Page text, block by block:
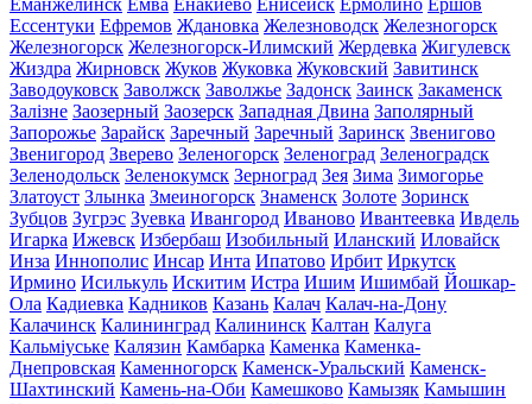
Еманжелинск Емва Енакиево Енисейск Ермолино Ершов
Ессентуки Ефремов Ждановка Железноводск Железногорск
Железногорск Железногорск-Илимский Жердевка Жигулевск
Жиздра Жирновск Жуков Жуковка Жуковский Завитинск
Заводоуковск Заволжск Заволжье Задонск Заинск Закаменск
Залізне Заозерный Заозерск Западная Двина Заполярный
Запорожье Зарайск Заречный Заречный Заринск Звенигово
Звенигород Зверево Зеленогорск Зеленоград Зеленоградск
Зеленодольск Зеленокумск Зерноград Зея Зима Зимогорье
Златоуст Злынка Змеиногорск Знаменск Золоте Зоринск
Зубцов Зугрэс Зуевка Ивангород Иваново Ивантеевка Ивдель
Игарка Ижевск Избербаш Изобильный Иланский Иловайск
Инза Иннополис Инсар Инта Ипатово Ирбит Иркутск
Ирмино Исилькуль Искитим Истра Ишим Ишимбай Йошкар-
Ола Кадиевка Кадников Казань Калач Калач-на-Дону
Калачинск Калининград Калининск Калтан Калуга
Кальміуське Калязин Камбарка Каменка Каменка-
Днепровская Каменногорск Каменск-Уральский Каменск-
Шахтинский Камень-на-Оби Камешково Камызяк Камышин